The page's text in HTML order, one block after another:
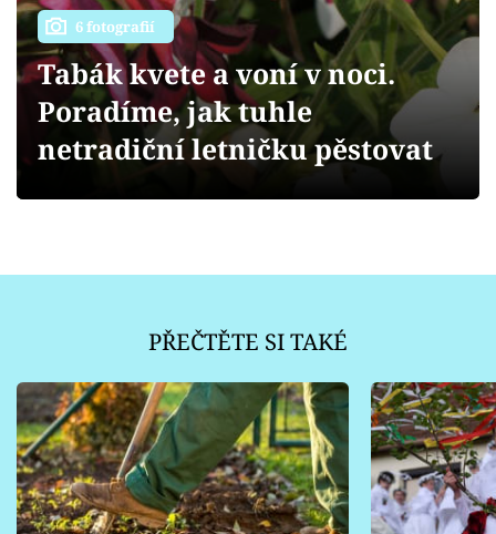
Přihlášení
Sledujte nás
6 fotografií
Tabák kvete a voní v noci.
Poradíme, jak tuhle
netradiční letničku pěstovat
PŘEČTĚTE SI TAKÉ